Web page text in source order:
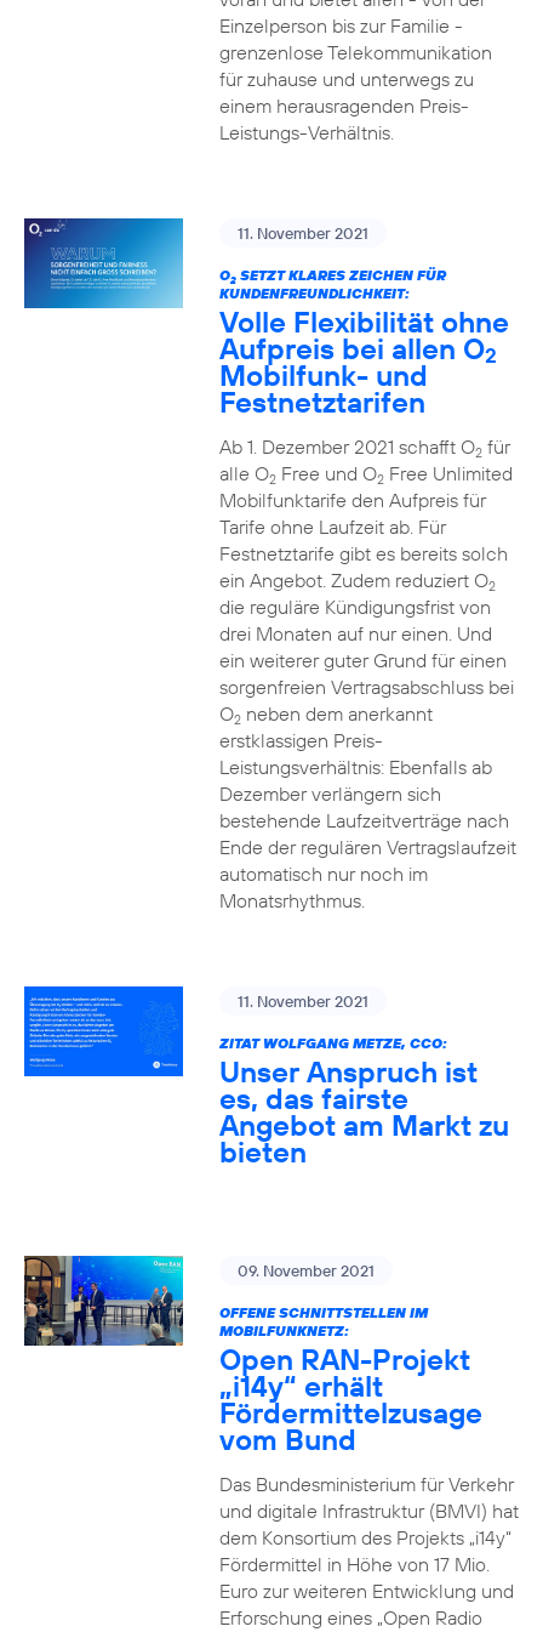
Einzelperson bis zur Familie -
grenzenlose Telekommunikation
für zuhause und unterwegs zu
einem herausragenden Preis-
Leistungs-Verhältnis.
11. November 2021
O2SETZT KLARES ZEICHEN FÜR
KUNDENFREUNDLICHKEIT:
Volle Flexibilität ohne
Aufpreis bei allen O2
Mobilfunk- und
Festnetztarifen
Ab 1. Dezember 2021 schafft O2für
alle O2Free und O2Free Unlimited
Mobilfunktarife den Aufpreis für
Tarife ohne Laufzeit ab. Für
Festnetztarife gibt es bereits solch
ein Angebot. Zudem reduziert O2
die reguläre Kündigungsfrist von
drei Monaten auf nur einen. Und
ein weiterer guter Grund für einen
sorgenfreien Vertragsabschluss bei
O2neben dem anerkannt
erstklassigen Preis-
Leistungsverhältnis: Ebenfalls ab
Dezember verlängern sich
bestehende Laufzeitverträge nach
Ende der regulären Vertragslaufzeit
automatisch nur noch im
Monatsrhythmus.
11. November 2021
ZITAT WOLFGANG METZE, CCO:
Unser Anspruch ist
es, das fairste
Angebot am Markt zu
bieten
09. November 2021
OFFENE SCHNITTSTELLEN IM
MOBILFUNKNETZ:
Open RAN-Projekt
„i14y“ erhält
Fördermittelzusage
vom Bund
Das Bundesministerium für Verkehr
und digitale Infrastruktur (BMVI) hat
dem Konsortium des Projekts „i14y“
Fördermittel in Höhe von 17 Mio.
Euro zur weiteren Entwicklung und
Erforschung eines „Open Radio